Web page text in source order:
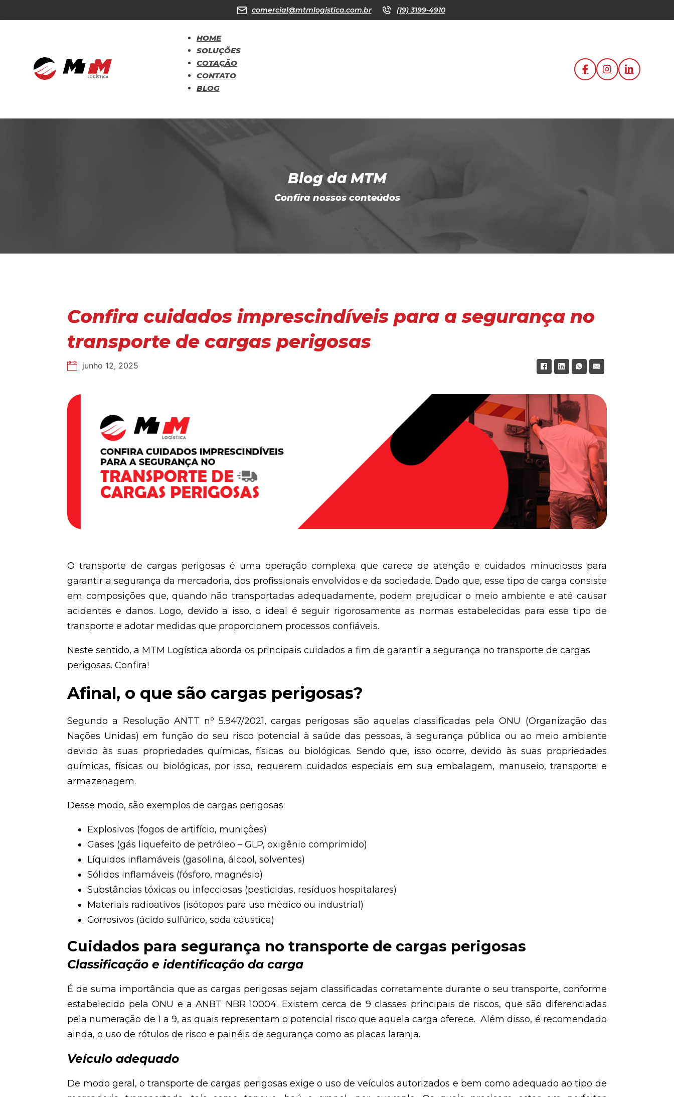
comercial@mtmlogistica.com.br (19) 3199-4910
HOME
SOLUÇÕES
COTAÇÃO
CONTATO
BLOG
Blog da MTM
Confira nossos conteúdos
Confira cuidados imprescindíveis para a segurança no
transporte de cargas perigosas
junho 12, 2025
O transporte de cargas perigosas é uma operação complexa que carece de atenção e cuidados minuciosos para
garantir a segurança da mercadoria, dos profissionais envolvidos e da sociedade. Dado que, esse tipo de carga consiste
em composições que, quando não transportadas adequadamente, podem prejudicar o meio ambiente e até causar
acidentes e danos. Logo, devido a isso, o ideal é seguir rigorosamente as normas estabelecidas para esse tipo de
transporte e adotar medidas que proporcionem processos confiáveis.
Neste sentido, a MTM Logística aborda os principais cuidados a fim de garantir a segurança no transporte de cargas
perigosas. Confira!
Afinal, o que são cargas perigosas?
Segundo a Resolução ANTT nº 5.947/2021, cargas perigosas são aquelas classificadas pela ONU (Organização das
Nações Unidas) em função do seu risco potencial à saúde das pessoas, à segurança pública ou ao meio ambiente
devido às suas propriedades químicas, físicas ou biológicas. Sendo que, isso ocorre, devido às suas propriedades
químicas, físicas ou biológicas, por isso, requerem cuidados especiais em sua embalagem, manuseio, transporte e
armazenagem.
Desse modo, são exemplos de cargas perigosas:
Explosivos (fogos de artifício, munições)
Gases (gás liquefeito de petróleo – GLP, oxigênio comprimido)
Líquidos inflamáveis (gasolina, álcool, solventes)
Sólidos inflamáveis (fósforo, magnésio)
Substâncias tóxicas ou infecciosas (pesticidas, resíduos hospitalares)
Materiais radioativos (isótopos para uso médico ou industrial)
Corrosivos (ácido sulfúrico, soda cáustica)
Cuidados para segurança no transporte de cargas perigosas
Classificação e identificação da carga
É de suma importância que as cargas perigosas sejam classificadas corretamente durante o seu transporte, conforme
estabelecido pela ONU e a ANBT NBR 10004. Existem cerca de 9 classes principais de riscos, que são diferenciadas
pela numeração de 1 a 9, as quais representam o potencial risco que aquela carga oferece. Além disso, é recomendado
ainda, o uso de rótulos de risco e painéis de segurança como as placas laranja.
Veículo adequado
De modo geral, o transporte de cargas perigosas exige o uso de veículos autorizados e bem como adequado ao tipo de